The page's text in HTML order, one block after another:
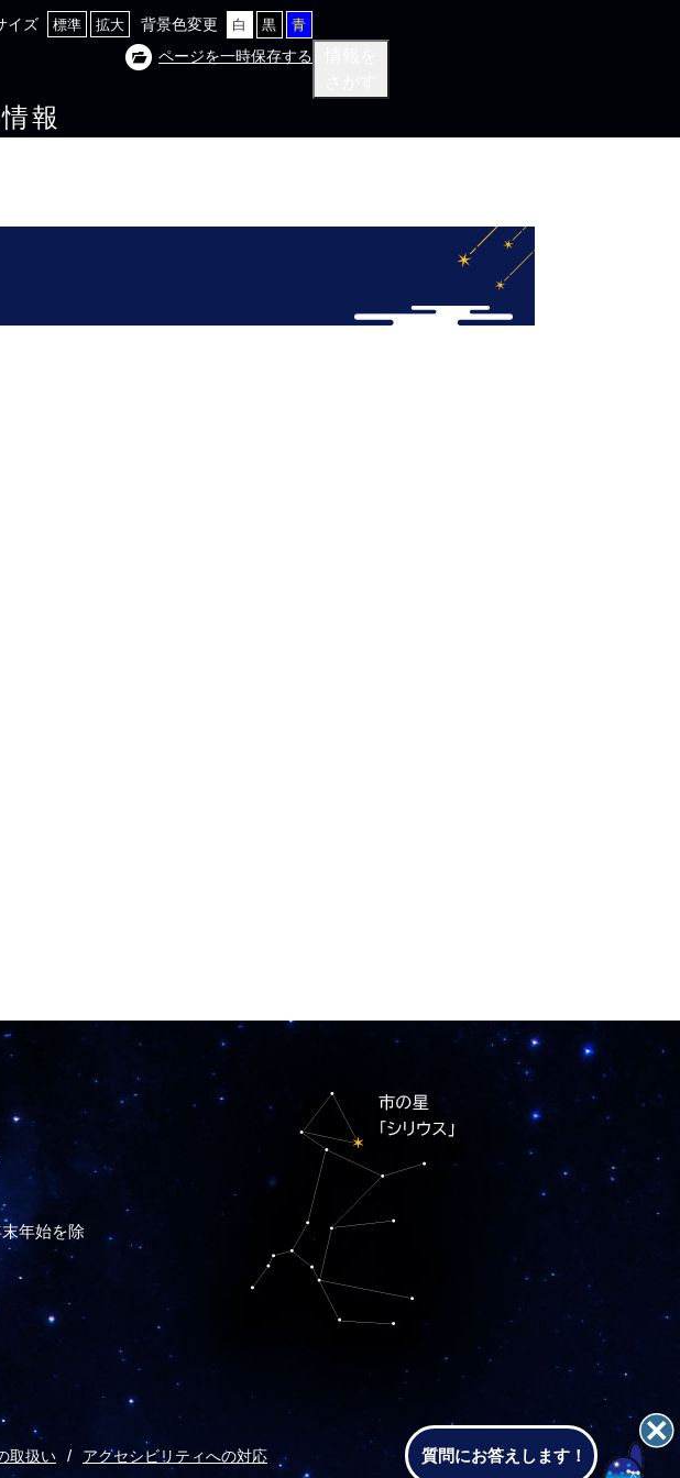
イズ 標準 拡大 背景色変更 白 黒 青
ページを一時保存する
報
末年始を除
取扱い アクセシビリティへの対応 質問にお答えします！